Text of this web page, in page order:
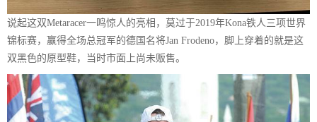
说起这双Metaracer一鸣惊人的亮相，莫过于2019年Kona铁人三项世界
锦标赛，赢得全场总冠军的德国名将Jan Frodeno，脚上穿着的就是这
双黑色的原型鞋，当时市面上尚未贩售。